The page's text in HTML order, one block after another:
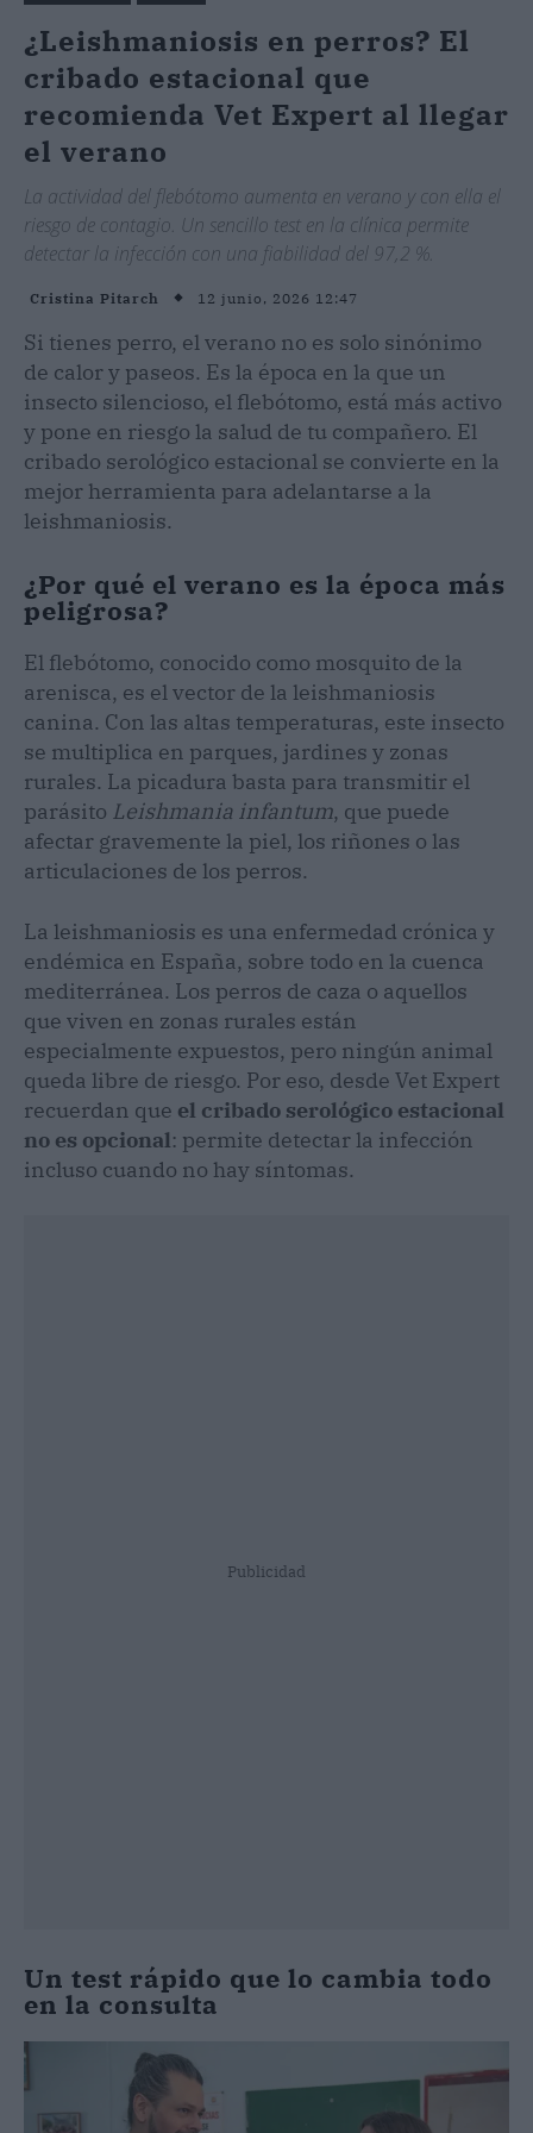
¿Leishmaniosis en perros? El
cribado estacional que
recomienda Vet Expert al llegar
el verano
La actividad del flebótomo aumenta en verano y con ella el
riesgo de contagio. Un sencillo test en la clínica permite
detectar la infección con una fiabilidad del 97,2 %.
Cristina Pitarch 12 junio, 2026 12:47
Si tienes perro, el verano no es solo sinónimo
de calor y paseos. Es la época en la que un
insecto silencioso, el flebótomo, está más activo
y pone en riesgo la salud de tu compañero. El
cribado serológico estacional se convierte en la
mejor herramienta para adelantarse a la
leishmaniosis.
¿Por qué el verano es la época más
peligrosa?
El flebótomo, conocido como mosquito de la
arenisca, es el vector de la leishmaniosis
canina. Con las altas temperaturas, este insecto
se multiplica en parques, jardines y zonas
rurales. La picadura basta para transmitir el
parásito Leishmania infantum, que puede
afectar gravemente la piel, los riñones o las
articulaciones de los perros.
La leishmaniosis es una enfermedad crónica y
endémica en España, sobre todo en la cuenca
mediterránea. Los perros de caza o aquellos
que viven en zonas rurales están
especialmente expuestos, pero ningún animal
queda libre de riesgo. Por eso, desde Vet Expert
recuerdan que el cribado serológico estacional
no es opcional: permite detectar la infección
incluso cuando no hay síntomas.
Publicidad
Un test rápido que lo cambia todo
en la consulta